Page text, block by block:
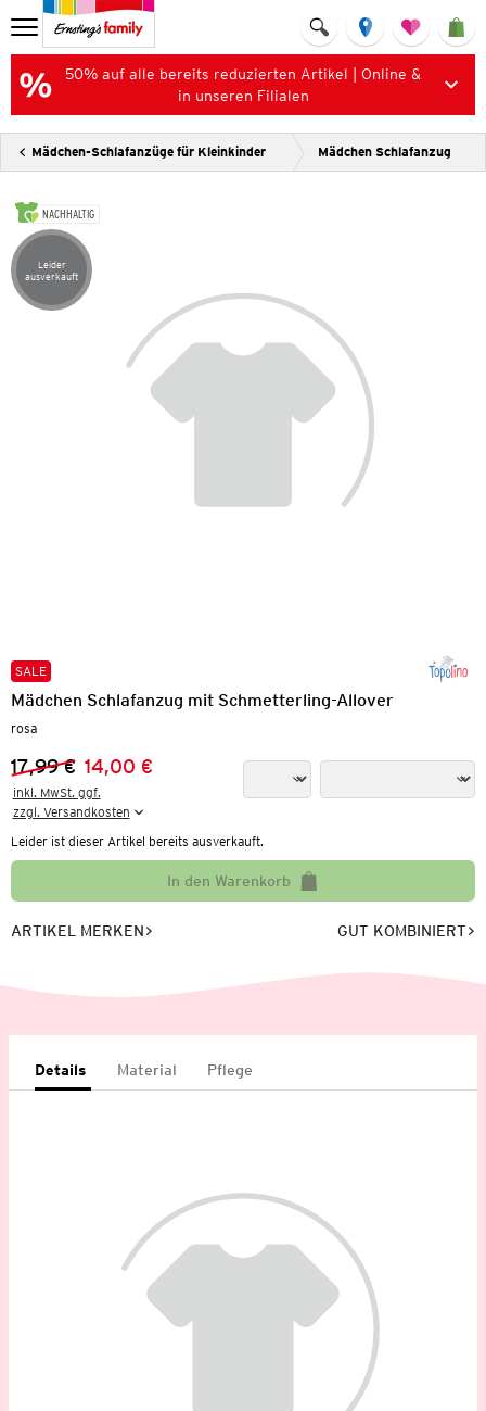
50% auf alle bereits reduzierten Artikel | Online &
in unseren Filialen
Mädchen-Schlafanzüge für Kleinkinder Mädchen Schlafanzug
NACHHALTIG
Artikel leider ausverkauft
Leider
ausverkauft
SALE
Mädchen Schlafanzug mit Schmetterling-Allover
rosa
Vorheriger Preis:
17,99 €
Neuer Preis:
14,00 €
inkl. MwSt. ggf.
zzgl. Versandkosten
Leider ist dieser Artikel bereits ausverkauft.
In den Warenkorb
ARTIKEL MERKEN GUT KOMBINIERT
Details Material Pflege